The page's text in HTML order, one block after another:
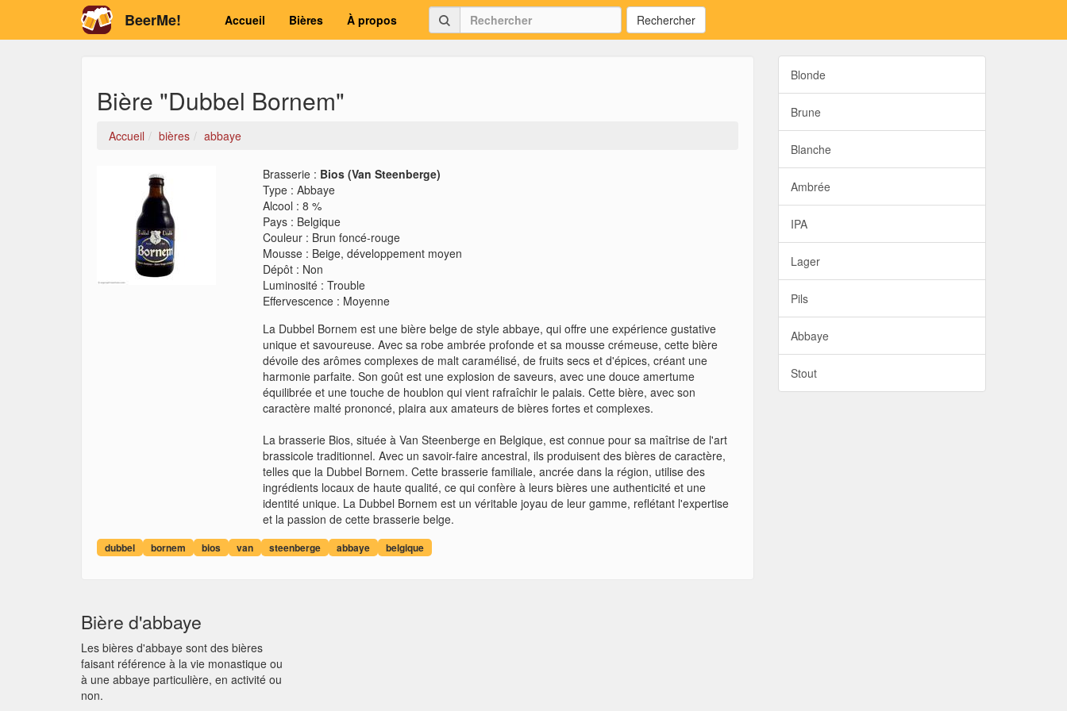
BeerMe! Accueil Bières À propos Rechercher
Bière "Dubbel Bornem"
Accueil bières abbaye
Brasserie : Bios (Van Steenberge)
Type :Abbaye
Alcool :8 %
Pays : Belgique
Couleur : Brun foncé-rouge
Mousse : Beige, développement moyen
Dépôt : Non
Luminosité :Trouble
Effervescence : Moyenne
La Dubbel Bornem est une bière belge de style abbaye, qui offre une expérience gustative
unique et savoureuse. Avec sa robe ambrée profonde et sa mousse crémeuse, cette bière
dévoile des arômes complexes de malt caramélisé, de fruits secs et d'épices, créant une
harmonie parfaite. Son goût est une explosion de saveurs, avec une douce amertume
équilibrée et une touche de houblon qui vient rafraîchir le palais. Cette bière, avec son
caractère malté prononcé, plaira aux amateurs de bières fortes et complexes.
La brasserie Bios, située à Van Steenberge en Belgique, est connue pour sa maîtrise de l'art
brassicole traditionnel. Avec un savoir-faire ancestral, ils produisent des bières de caractère,
telles que la Dubbel Bornem. Cette brasserie familiale, ancrée dans la région, utilise des
ingrédients locaux de haute qualité, ce qui confère à leurs bières une authenticité et une
identité unique. La Dubbel Bornem est un véritable joyau de leur gamme, reflétant l'expertise
et la passion de cette brasserie belge.
dubbel bornem bios van steenberge abbaye belgique
Bière d'abbaye
Les bières d'abbaye sont des bières
faisant référence à la vie monastique ou
à une abbaye particulière, en activité ou
non.
Blonde
Brune
Blanche
Ambrée
IPA
Lager
Pils
Abbaye
Stout